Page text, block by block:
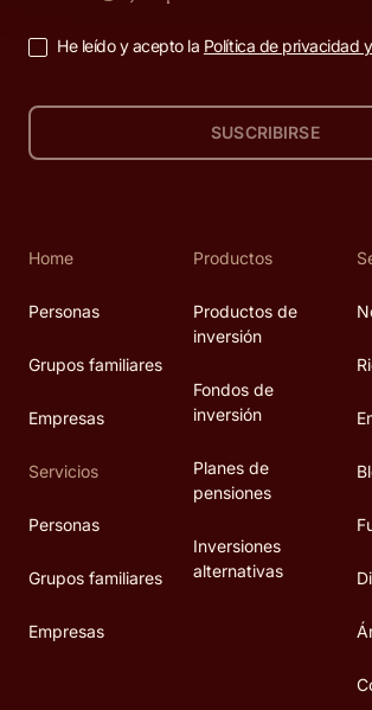
He leído y acepto la Política de privacidad
SUSCRIBIRSE
Home
Personas
Grupos familiares
Empresas
Servicios
Personas
Grupos familiares
Empresas
Productos
Productos de
inversión
Fondos de
inversión
Planes de
pensiones
Inversiones
alternativas